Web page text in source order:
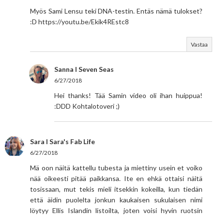
Myös Sami Lensu teki DNA-testin. Entäs nämä tulokset?
:D https://youtu.be/Ekik4REstc8
Vastaa
Sanna I Seven Seas
6/27/2018
Hei thanks! Tää Samin video oli ihan huippua!
:DDD Kohtalotoveri ;)
Sara I Sara's Fab Life
6/27/2018
Mä oon näitä kattellu tubesta ja miettiny usein et voiko
nää oikeesti pitää paikkansa. Ite en ehkä ottaisi näitä
tosissaan, mut tekis mieli itsekkin kokeilla, kun tiedän
että äidin puolelta jonkun kaukaisen sukulaisen nimi
löytyy Ellis Islandin listoilta, joten voisi hyvin ruotsin